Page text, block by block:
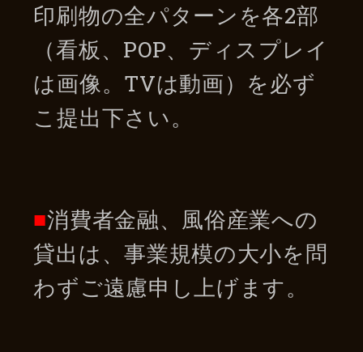
印刷物の全パターンを各2部
（看板、POP、ディスプレイ
は画像。TVは動画）を必ず
こ提出下さい。
■消費者金融、風俗産業への
貸出は、事業規模の大小を問
わずご遠慮申し上げます。